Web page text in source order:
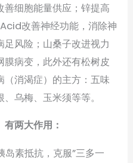
细胞能量供应；锌提高
改善神经功能，消除神
风险；山桑子改进视力
病变，此外还有松树皮
消渴症）的主方：五味
乌梅、玉米须等等。
有两大作用：
岛素抵抗，克服”三多一